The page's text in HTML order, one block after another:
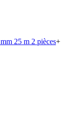
25 m 2 pièces+